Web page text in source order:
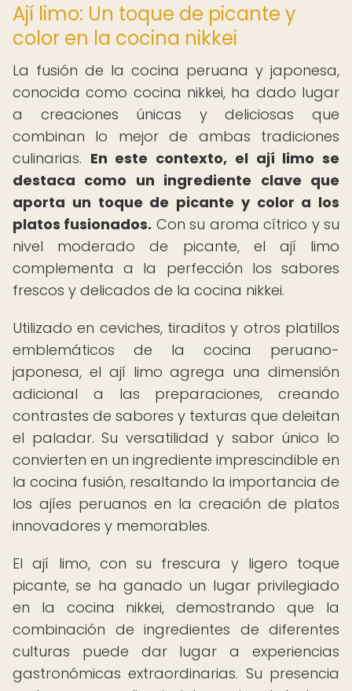
Ají limo: Un toque de picante y
color en la cocina nikkei
La fusión de la cocina peruana y japonesa,
conocida como cocina nikkei, ha dado lugar
a creaciones únicas y deliciosas que
combinan lo mejor de ambas tradiciones
culinarias. En este contexto, el ají limo se
destaca como un ingrediente clave que
aporta un toque de picante y color a los
platos fusionados. Con su aroma cítrico y su
nivel moderado de picante, el ají limo
complementa a la perfección los sabores
frescos y delicados de la cocina nikkei.
Utilizado en ceviches, tiraditos y otros platillos
emblemáticos de la cocina peruano-
japonesa, el ají limo agrega una dimensión
adicional a las preparaciones, creando
contrastes de sabores y texturas que deleitan
el paladar. Su versatilidad y sabor único lo
convierten en un ingrediente imprescindible en
la cocina fusión, resaltando la importancia de
los ajíes peruanos en la creación de platos
innovadores y memorables.
El ají limo, con su frescura y ligero toque
picante, se ha ganado un lugar privilegiado
en la cocina nikkei, demostrando que la
combinación de ingredientes de diferentes
culturas puede dar lugar a experiencias
gastronómicas extraordinarias. Su presencia